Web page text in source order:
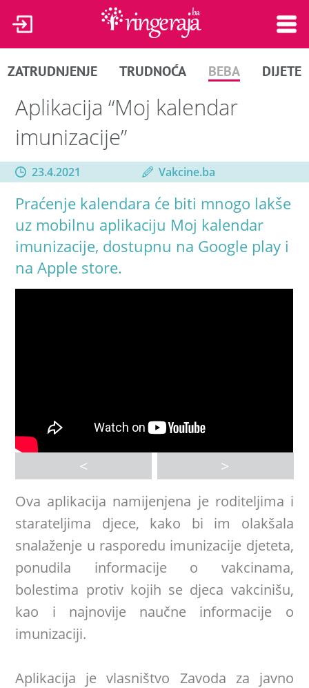
ZATRUDNJENJE TRUDNOĆA BEBA DIJETE
Aplikacija “Moj kalendar
imunizacije”
23.4.2021 Vakcine.ba
Praćenje kalendara će biti mnogo lakše
uz mobilnu aplikaciju Moj kalendar
imunizacije, dostupnu na Google play i
na Apple store.
< >
Ova aplikacija namijenjena je roditeljima i
starateljima djece, kako bi im olakšala
snalaženje u rasporedu imunizacije djeteta,
ponudila informacije o vakcinama,
bolestima protiv kojih se djeca vakcinišu,
kao i najnovije naučne informacije o
imunizaciji.
Aplikacija je vlasništvo Zavoda za javno